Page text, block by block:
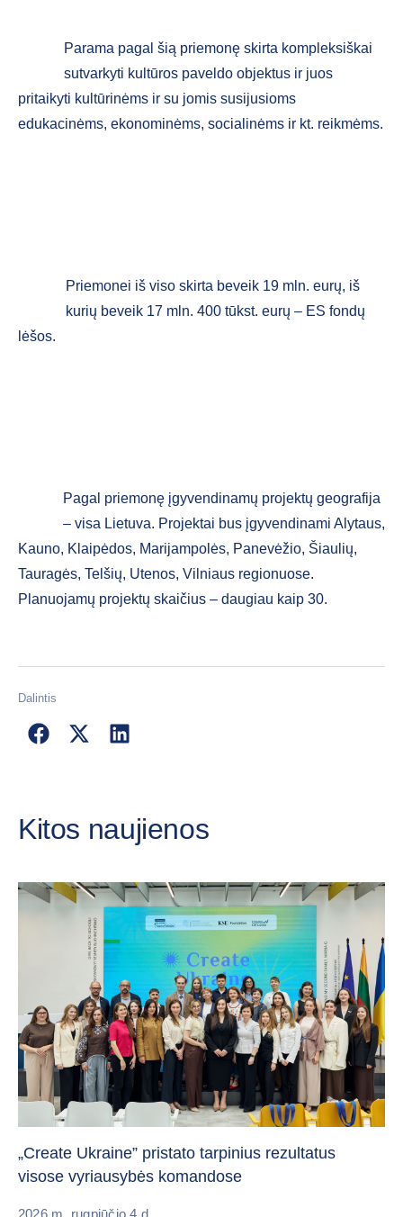
Parama pagal šią priemonę skirta kompleksiškai
sutvarkyti kultūros paveldo objektus ir juos pritaikyti
kultūrinėms ir su jomis susijusioms edukacinėms,
ekonominėms, socialinėms ir kt. reikmėms.
Priemonei iš viso skirta beveik 19 mln. eurų, iš kurių
beveik 17 mln. 400 tūkst. eurų – ES fondų lėšos.
Lietuva. Projektai bus įgyvendinami Alytaus, Kauno,
Klaipėdos, Marijampolės, Panevėžio, Šiaulių, Tauragės,
Telšių, Utenos, Vilniaus regionuose. Planuojamų projektų
skaičius – daugiau kaip 30.
„Create Ukraine” pristato tarpinius rezultatus
visose vyriausybės komandose
2026 m. rugpjūčio 4 d.